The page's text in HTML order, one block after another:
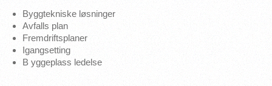
Byggtekniske løsninger
Avfalls plan
Fremdriftsplaner
Igangsetting
B yggeplass ledelse